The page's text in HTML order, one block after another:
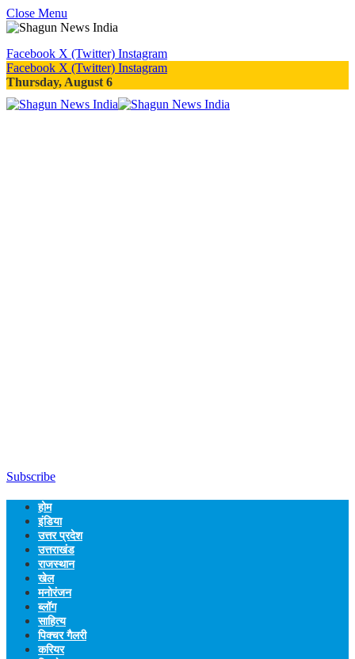
Close Menu
Facebook X (Twitter) Instagram
Facebook X (Twitter) Instagram
Thursday, August 6
Subscribe
होम
इंडिया
उत्तर प्रदेश
उत्तराखंड
राजस्थान
खेल
मनोरंजन
ब्लॉग
साहित्य
पिक्चर गैलरी
करियर